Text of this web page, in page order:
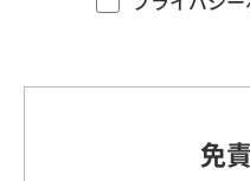
す。）を定めます。
第1条（プライバシー
人情報保護法にい
免